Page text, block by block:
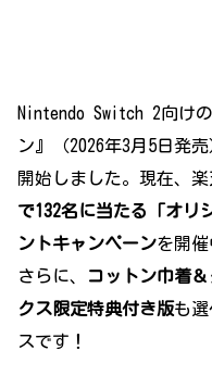
Nintendo Switch 2向け
ン』（2026年3月5日発
開始しました。現在、
で132名に当たる「オリ
ントキャンペーンを開催
さらに、
コットン巾着
クス限定特典付き版も
スです！